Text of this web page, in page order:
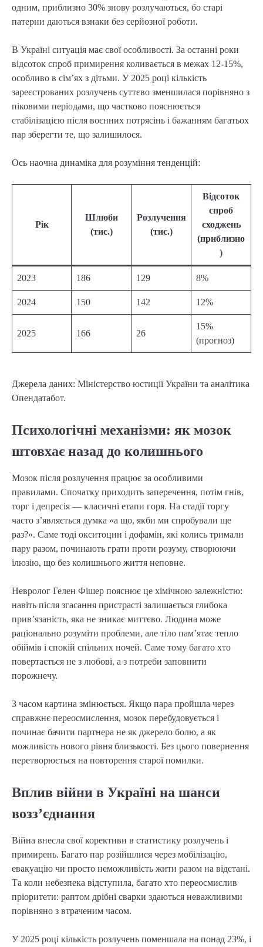
одним, приблизно 30% знову розлучаються, бо старі
патерни даються взнаки без серйозної роботи.
В Україні ситуація має свої особливості. За останні роки
відсоток спроб примирення коливається в межах 12-15%,
особливо в сім’ях з дітьми. У 2025 році кількість
зареєстрованих розлучень суттєво зменшилася порівняно з
піковими періодами, що частково пояснюється
стабілізацією після воєнних потрясінь і бажанням багатьох
пар зберегти те, що залишилося.
Ось наочна динаміка для розуміння тенденцій:
Рік
Шлюби
(тис.)
Розлучення
(тис.)
Відсоток
спроб
сходжень
(приблизно
)
2023 186 129 8%
2024 150 142 12%
2025 166 26
15%
(прогноз)
Джерела даних: Міністерство юстиції України та аналітика
Опендатабот.
Психологічні механізми: як мозок
штовхає назад до колишнього
Мозок після розлучення працює за особливими
правилами. Спочатку приходить заперечення, потім гнів,
торг і депресія — класичні етапи горя. На стадії торгу
часто з’являється думка «а що, якби ми спробували ще
раз?». Саме тоді окситоцин і дофамін, які колись тримали
пару разом, починають грати проти розуму, створюючи
ілюзію, що без колишнього життя неповне.
Невролог Гелен Фішер пояснює це хімічною залежністю:
навіть після згасання пристрасті залишається глибока
прив’язаність, яка не зникає миттєво. Людина може
раціонально розуміти проблеми, але тіло пам’ятає тепло
обіймів і спокій спільних ночей. Саме тому багато хто
повертається не з любові, а з потреби заповнити
порожнечу.
З часом картина змінюється. Якщо пара пройшла через
справжнє переосмислення, мозок перебудовується і
починає бачити партнера не як джерело болю, а як
можливість нового рівня близькості. Без цього повернення
перетворюється на повторення старої помилки.
Вплив війни в Україні на шанси
возз’єднання
Війна внесла свої корективи в статистику розлучень і
примирень. Багато пар розійшлися через мобілізацію,
евакуацію чи просто неможливість жити разом на відстані.
Та коли небезпека відступила, багато хто переосмислив
пріоритети: раптом дрібні сварки здаються неважливими
порівняно з втраченим часом.
У 2025 році кількість розлучень поменшала на понад 23%, і